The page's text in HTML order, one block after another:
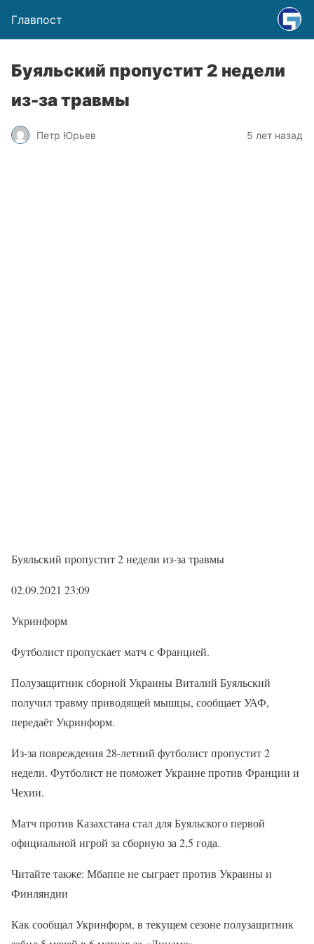
Главпост
Буяльский пропустит 2 недели
из-за травмы
Петр Юрьев 5 лет назад
Буяльский пропустит 2 недели из-за травмы
02.09.2021 23:09
Укринформ
Футболист пропускает матч с Францией.
Полузащитник сборной Украины Виталий Буяльский
получил травму приводящей мышцы, сообщает УАФ,
передаёт Укринформ.
Из-за повреждения 28-летний футболист пропустит 2
недели. Футболист не поможет Украине против Франции и
Чехии.
Матч против Казахстана стал для Буяльского первой
официальной игрой за сборную за 2,5 года.
Читайте также: Мбаппе не сыграет против Украины и
Финляндии
Как сообщал Укринформ, в текущем сезоне полузащитник